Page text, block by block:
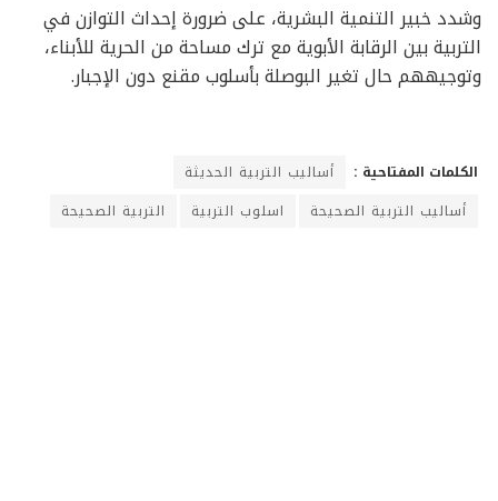
وشدد خبير التنمية البشرية، على ضرورة إحداث التوازن في
التربية بين الرقابة الأبوية مع ترك مساحة من الحرية للأبناء،
وتوجيههم حال تغير البوصلة بأسلوب مقنع دون الإجبار.
الكلمات المفتاحية :
أساليب التربية الحديثة
أساليب التربية الصحيحة
اسلوب التربية التربية الصحيحة